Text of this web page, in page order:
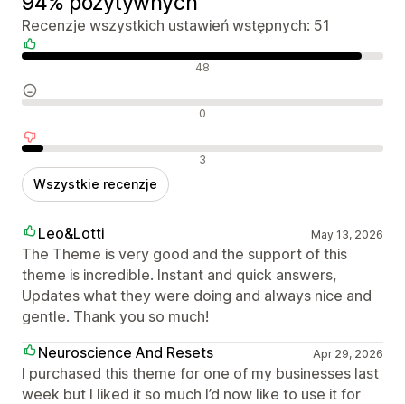
Recenzje wszystkich ustawień wstępnych: 51
Pozytywne recenzje 48
Neutralne recenzje 0
Negatywne recenzje 3
Wszystkie recenzje
Leo&Lotti May 13, 2026
The Theme is very good and the support of this
theme is incredible. Instant and quick answers,
Updates what they were doing and always nice and
gentle. Thank you so much!
Neuroscience And Resets
Apr 29, 2026
I purchased this theme for one of my businesses last
week but I liked it so much I’d now like to use it for